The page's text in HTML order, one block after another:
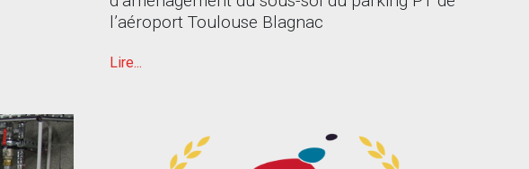
l’aéroport Toulouse Blagnac
Lire...